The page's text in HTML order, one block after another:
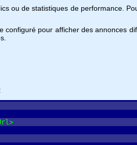
ou de statistiques de performance.
pour afficher des annonces
>